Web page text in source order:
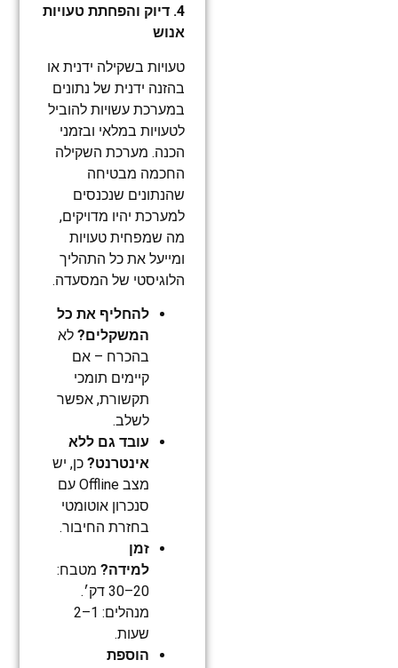
4. דיוק והפחתת טעויות
אנוש
טעויות בשקילה ידנית או
בהזנה ידנית של נתונים
במערכת עשויות להוביל
לטעויות במלאי ובזמני
הכנה. מערכת השקילה
החכמה מבטיחה
שהנתונים שנכנסים
למערכת יהיו מדויקים,
מה שמפחית טעויות
ומייעל את כל התהליך
הלוגיסטי של המסעדה.
להחליף את כל
המשקלים?לא
בהכרח – אם
קיימים תומכי
תקשורת, אפשר
לשלב.
עובד גם ללא
אינטרנט?כן, יש
מצב Offline עם
סנכרון אוטומטי
בחזרת החיבור.
זמן
למידה?מטבח:
20–30 דק׳.
מנהלים: 1–2
שעות.
הוספת